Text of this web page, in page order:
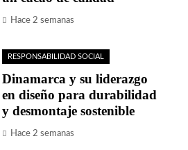
Hace 2 semanas
RESPONSABILIDAD SOCIAL
Dinamarca y su liderazgo
en diseño para durabilidad
y desmontaje sostenible
Hace 2 semanas